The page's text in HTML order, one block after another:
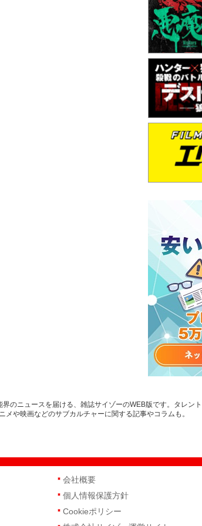
のニュースを届ける、雑誌サイゾーのWEB版です。タレン
や映画などのサブカルチャーに関する記事やコラムも。
会社概要
個人情報保護方針
Cookieポリシー